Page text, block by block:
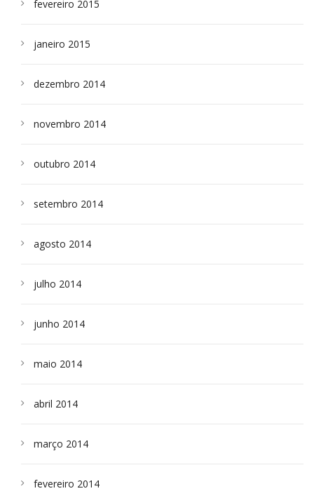
fevereiro 2015
janeiro 2015
dezembro 2014
novembro 2014
outubro 2014
setembro 2014
agosto 2014
julho 2014
junho 2014
maio 2014
abril 2014
março 2014
fevereiro 2014